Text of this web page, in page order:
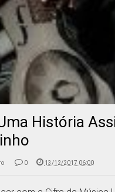
História
0 13/12/2017 06:00